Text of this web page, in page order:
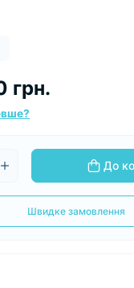
грн.
До
Швидке замовлення